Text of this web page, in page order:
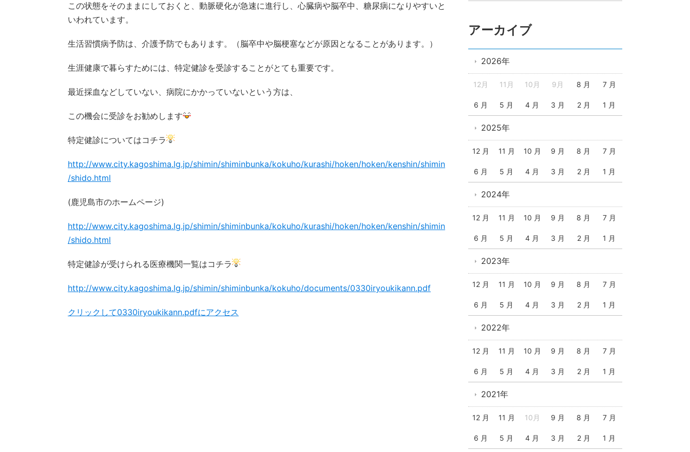
この状態をそのままにしておくと、動脈硬化が急速に進行し、心臓病や脳卒中、糖尿病になりやすいと
いわれています。
生活習慣病予防は、介護予防でもあります。（脳卒中や脳梗塞などが原因となることがあります。）
生涯健康で暮らすためには、特定健診を受診することがとても重要です。
最近採血などしていない、病院にかかっていないという方は、
この機会に受診をお勧めします
特定健診についてはコチラ
http://www.city.kagoshima.lg.jp/shimin/shiminbunka/kokuho/kurashi/hoken/hoken/kenshin/shimin
/shido.html
(鹿児島市のホームページ)
http://www.city.kagoshima.lg.jp/shimin/shiminbunka/kokuho/kurashi/hoken/hoken/kenshin/shimin
/shido.html
特定健診が受けられる医療機関一覧はコチラ
http://www.city.kagoshima.lg.jp/shimin/shiminbunka/kokuho/documents/0330iryoukikann.pdf
クリックして0330iryoukikann.pdfにアクセス
アーカイブ
2026年
12月 11月 10月 9月 8 月 7 月
6 月 5 月 4 月 3 月 2 月 1 月
2025年
12 月 11 月 10 月 9 月 8 月 7 月
6 月 5 月 4 月 3 月 2 月 1 月
2024年
12 月 11 月 10 月 9 月 8 月 7 月
6 月 5 月 4 月 3 月 2 月 1 月
2023年
12 月 11 月 10 月 9 月 8 月 7 月
6 月 5 月 4 月 3 月 2 月 1 月
2022年
12 月 11 月 10 月 9 月 8 月 7 月
6 月 5 月 4 月 3 月 2 月 1 月
2021年
12 月 11 月 10月 9 月 8 月 7 月
6 月 5 月 4 月 3 月 2 月 1 月